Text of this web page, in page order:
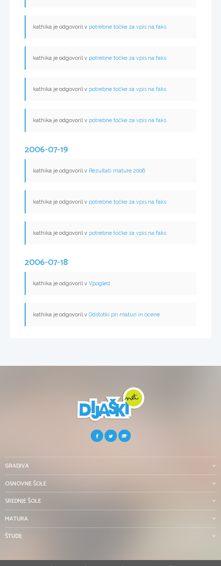
kathika je odgovoril v potrebne točke za vpis na faks
kathika je odgovoril v potrebne točke za vpis na faks
kathika je odgovoril v potrebne točke za vpis na faks
kathika je odgovoril v potrebne točke za vpis na faks
2006-07-19
kathika je odgovoril v Rezultati mature 2006
kathika je odgovoril v potrebne točke za vpis na faks
kathika je odgovoril v potrebne točke za vpis na faks
2006-07-18
kathika je odgovoril v Vpogled
kathika je odgovoril v Odstotki pri maturi in ocene
GRADIVA
OSNOVNE ŠOLE
SREDNJE ŠOLE
MATURA
ŠTUDIJ